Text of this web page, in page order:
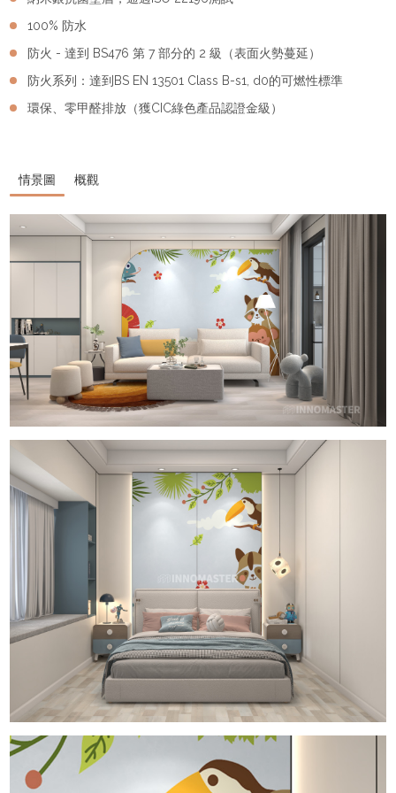
100% 防水
防火 - 達到 BS476 第 7 部分的 2 級（表面火勢蔓延）
防火系列：達到BS EN 13501 Class B-s1, d0的可燃性標準
環保、零甲醛排放（獲CIC綠色產品認證金級）
情景圖 概觀